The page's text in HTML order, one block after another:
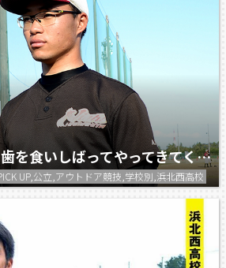
どんな時も一緒に歯を食いしばってやってきてくれたチームメイトには感謝しかない。
UP,公立,アウトドア競技,学校別,浜北西高校